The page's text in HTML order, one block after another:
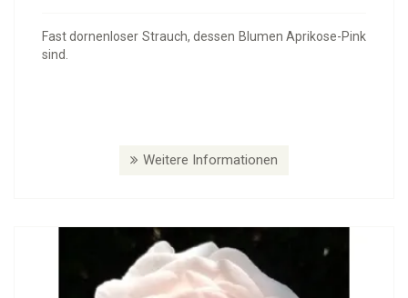
Fast dornenloser Strauch, dessen Blumen Aprikose-Pink
sind.
Weitere Informationen